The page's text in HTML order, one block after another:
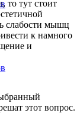
то тут стоит
слабости мышц
к намного
и
этот вопрос.